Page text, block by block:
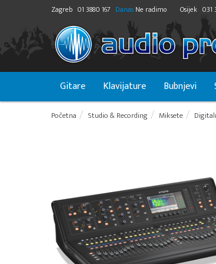
Zagreb 01 3880 167 Danas Ne radimo Osijek 031
Gitare Klavijature Bubnjevi
Početna Studio & Recording Miksete